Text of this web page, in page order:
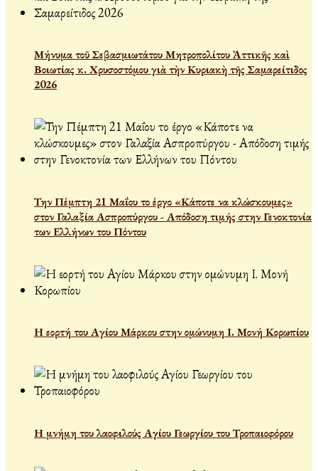
Μήνυμα τοῦ Σεβασμιωτάτου Μητροπολίτου Ἀττικῆς καὶ
Βοιωτίας κ. Χρυσοστόμου γιὰ τὴν Κυριακὴ τῆς Σαμαρείτιδος
2026
Την Πέμπτη 21 Μαΐου το έργο «Κάποτε να κλώσκουμες»
στον Γαλαξία Ασπροπύργου - Απόδοση τιμής στην Γενοκτονία
των Ελλήνων του Πόντου
Η εορτή του Αγίου Μάρκου στην ομώνυμη Ι. Μονή Κορωπίου
Η μνήμη του λαοφιλούς Αγίου Γεωργίου του Τροπαιοφόρου